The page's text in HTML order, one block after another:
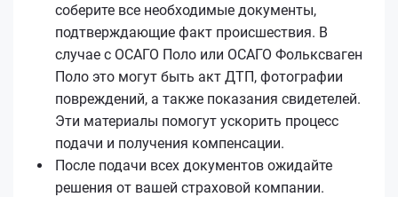
соберите все необходимые документы,
подтверждающие факт происшествия. В
случае с ОСАГО Поло или ОСАГО Фольксваген
Поло это могут быть акт ДТП, фотографии
повреждений, а также показания свидетелей.
Эти материалы помогут ускорить процесс
подачи и получения компенсации.
После подачи всех документов ожидайте
решения от вашей страховой компании.